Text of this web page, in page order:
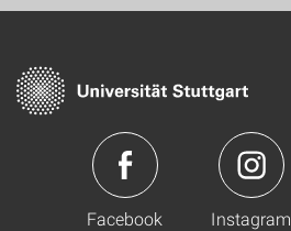
Facebook Instagram